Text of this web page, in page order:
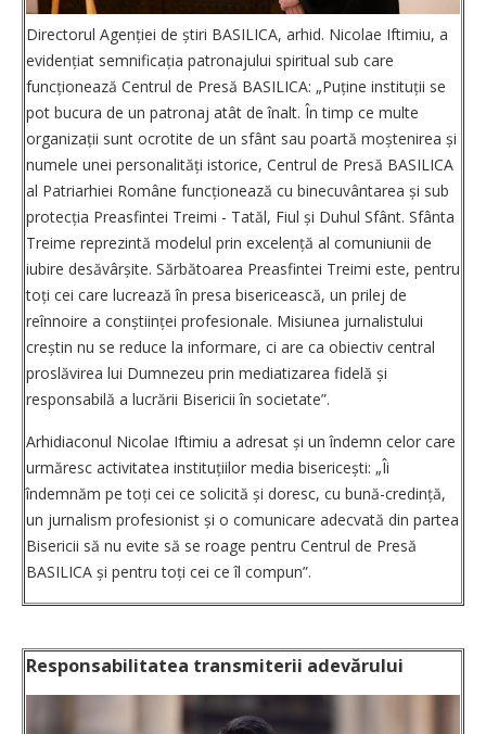
Directorul Agenției de știri ­BASILICA, arhid. Nicolae Iftimiu, a
evidențiat semnificația patronajului spiritual sub care
funcționează Centrul de Presă BASILICA: „Puține instituții se
pot bucura de un patronaj atât de înalt. În timp ce multe
orga­nizații sunt ocrotite de un sfânt sau poartă moștenirea și
numele unei perso­na­li­tăți istorice, Centrul de Presă ­BASILICA
al Patriarhiei Române funcțio­nează cu binecuvântarea și sub
pro­tecția Preasfintei Treimi - Tatăl, Fiul și Duhul Sfânt. Sfânta
Treime reprezintă modelul prin excelență al comuniunii de
iubire desăvârșite. Sărbătoarea Preasfintei Treimi este, pentru
toți cei care lucrează în presa bisericească, un prilej de
reînnoire a conștiinței profesionale. Misiunea jurnalistului
creștin nu se reduce la informare, ci are ca obiectiv central
proslăvirea lui Dumnezeu prin mediatizarea fidelă și
responsabilă a lucrării Bisericii în societate”.
Arhidiaconul Nicolae Iftimiu a adresat și un îndemn celor care
urmăresc activitatea instituțiilor media bisericești: „Îi
îndemnăm pe toți cei ce solicită și doresc, cu bună-credință,
un jurnalism profesionist și o comunicare adecvată din partea
Bisericii să nu evite să se roage pentru Centrul de Presă
BASILICA și pentru toți cei ce îl compun”.
Responsabilitatea transmiterii adevărului